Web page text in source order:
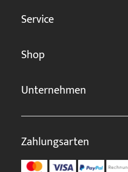
Service
Shop
Unternehmen
Zahlungsarten